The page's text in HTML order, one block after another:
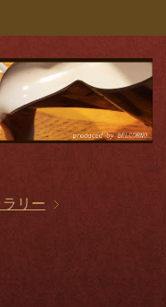
ラリー